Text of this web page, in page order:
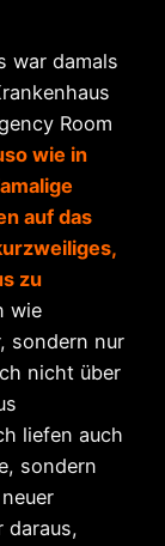
war damals
Room
wie in
auf das
zu
wie
sondern nur
nicht über
liefen auch
sondern
daraus,